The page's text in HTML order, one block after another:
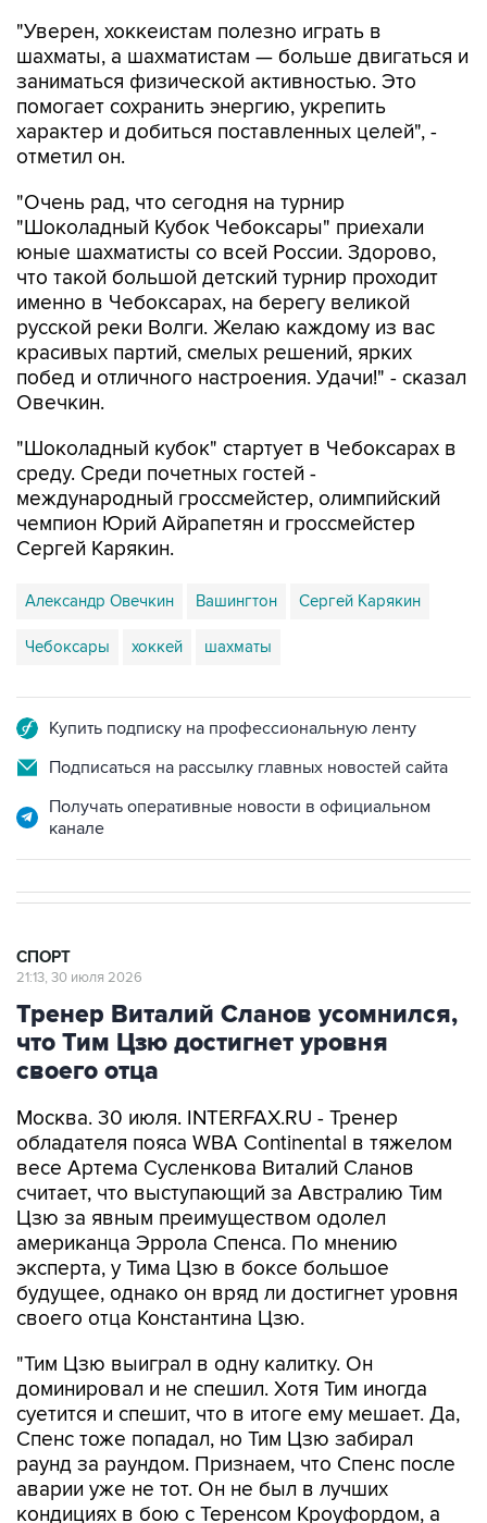
"Уверен, хоккеистам полезно играть в
шахматы, а шахматистам — больше двигаться и
заниматься физической активностью. Это
помогает сохранить энергию, укрепить
характер и добиться поставленных целей", -
отметил он.
"Очень рад, что сегодня на турнир
"Шоколадный Кубок Чебоксары" приехали
юные шахматисты со всей России. Здорово,
что такой большой детский турнир проходит
именно в Чебоксарах, на берегу великой
русской реки Волги. Желаю каждому из вас
красивых партий, смелых решений, ярких
побед и отличного настроения. Удачи!" - сказал
Овечкин.
"Шоколадный кубок" стартует в Чебоксарах в
среду. Среди почетных гостей -
международный гроссмейстер, олимпийский
чемпион Юрий Айрапетян и гроссмейстер
Сергей Карякин.
Александр Овечкин Вашингтон Сергей Карякин
Чебоксары хоккей шахматы
Купить подписку на профессиональную ленту
Подписаться на рассылку главных новостей сайта
Получать оперативные новости в официальном
канале
СПОРТ
21:13, 30 июля 2026
Тренер Виталий Сланов усомнился,
что Тим Цзю достигнет уровня
своего отца
Москва. 30 июля. INTERFAX.RU - Тренер
обладателя пояса WBA Continental в тяжелом
весе Артема Сусленкова Виталий Сланов
считает, что выступающий за Австралию Тим
Цзю за явным преимуществом одолел
американца Эррола Спенса. По мнению
эксперта, у Тима Цзю в боксе большое
будущее, однако он вряд ли достигнет уровня
своего отца Константина Цзю.
"Тим Цзю выиграл в одну калитку. Он
доминировал и не спешил. Хотя Тим иногда
суетится и спешит, что в итоге ему мешает. Да,
Спенс тоже попадал, но Тим Цзю забирал
раунд за раундом. Признаем, что Спенс после
аварии уже не тот. Он не был в лучших
кондициях в бою с Теренсом Кроуфордом, а